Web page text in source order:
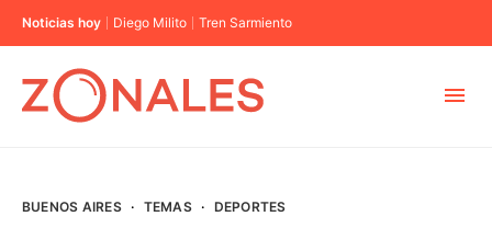
Noticias hoy Diego Milito Tren Sarmiento
BUENOS AIRES · TEMAS · DEPORTES